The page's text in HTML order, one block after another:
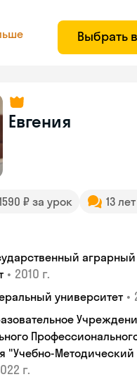
Выбрать
Евгения
₽ за урок
13
аграрный
• 2010 г.
университет •
"Учебно-Методический
г.